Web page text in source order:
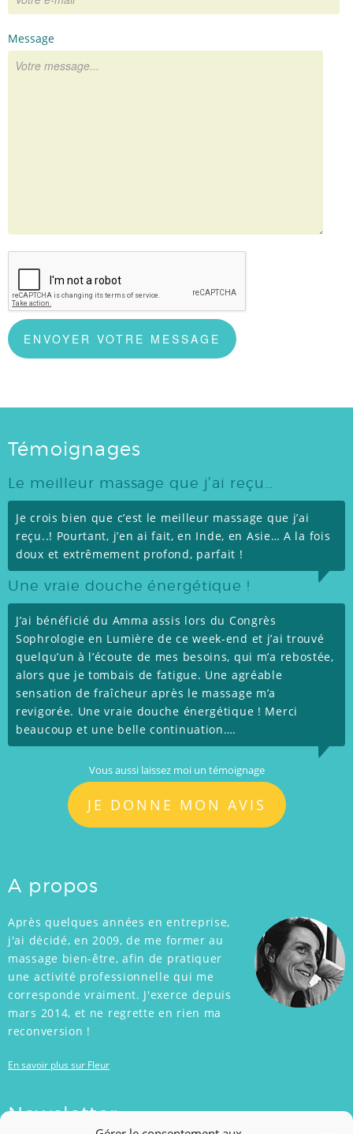
Message
Témoignages
Le meilleur massage que j’ai reçu…
Je crois bien que c’est le meilleur massage que j’ai
reçu..! Pourtant, j’en ai fait, en Inde, en Asie… A la fois
doux et extrêmement profond, parfait !
Une vraie douche énergétique !
J’ai bénéficié du Amma assis lors du Congrès
Sophrologie en Lumière de ce week-end et j’ai trouvé
quelqu’un à l’écoute de mes besoins, qui m’a rebostée,
alors que je tombais de fatigue. Une agréable
sensation de fraîcheur après le massage m’a
revigorée. Une vraie douche énergétique ! Merci
beaucoup et une belle continuation….
Vous aussi laissez moi un témoignage
JE DONNE MON AVIS
A propos
Après quelques années en entreprise,
j'ai décidé, en 2009, de me former au
massage bien-être, afin de pratiquer
une activité professionnelle qui me
corresponde vraiment. J'exerce depuis
mars 2014, et ne regrette en rien ma
reconversion !
En savoir plus sur Fleur
Newsletter